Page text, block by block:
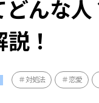
どんな
！
対処法 恋愛